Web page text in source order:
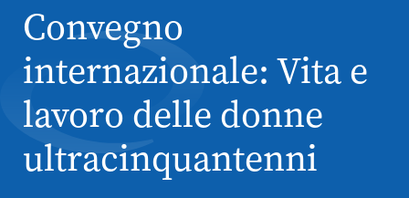
Convegno
internazionale: Vita e
lavoro delle donne
ultracinquantenni